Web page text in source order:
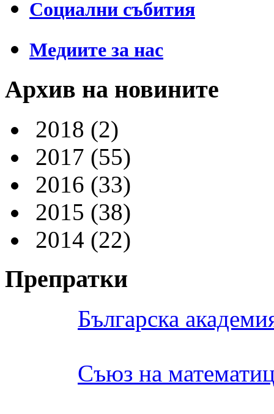
Социални събития
Медиите за нас
Архив на новините
2018 (2)
2017 (55)
2016 (33)
2015 (38)
2014 (22)
Препратки
Българска
Съюз на